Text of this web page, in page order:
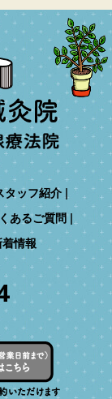
タッフ紹介
あるご質問
着情報